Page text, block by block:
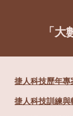
「
捷人科技歷年專
捷人科技訓練與